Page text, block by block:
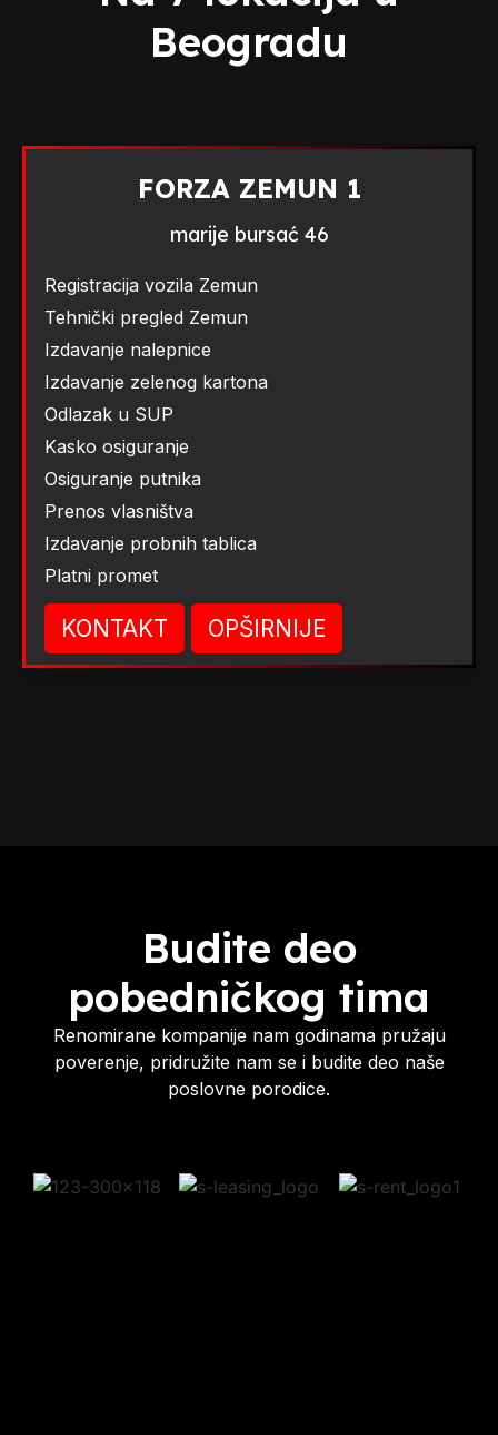
Beogradu
FORZA ZEMUN 1
marije bursać 46
Registracija vozila Zemun
Tehnički pregled Zemun
Izdavanje nalepnice
Izdavanje zelenog kartona
Odlazak u SUP
Kasko osiguranje
Osiguranje putnika
Prenos vlasništva
Izdavanje probnih tablica
Platni promet
KONTAKT OPŠIRNIJE
Budite deo
pobedničkog tima
Renomirane kompanije nam godinama pružaju
poverenje, pridružite nam se i budite deo naše
poslovne porodice.